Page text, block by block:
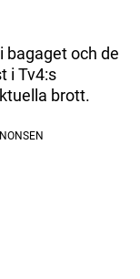
bagaget och de
i Tv4:s
brott.